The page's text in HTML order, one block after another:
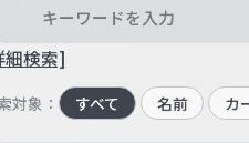
細検索]
対象： すべて 名前 カ